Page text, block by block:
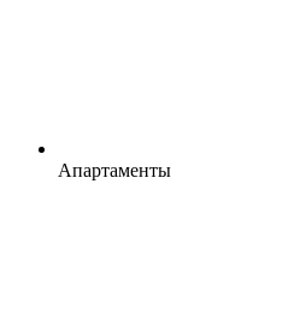
Апартаменты